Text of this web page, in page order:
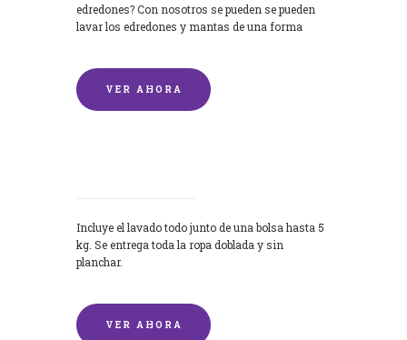
edredones? Con nosotros se pueden se pueden
lavar los edredones y mantas de una forma
VER AHORA
Incluye el lavado todo junto de una bolsa hasta 5
kg. Se entrega toda la ropa doblada y sin
planchar.
VER AHORA